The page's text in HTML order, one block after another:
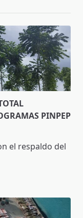
PINPEP
el respaldo del